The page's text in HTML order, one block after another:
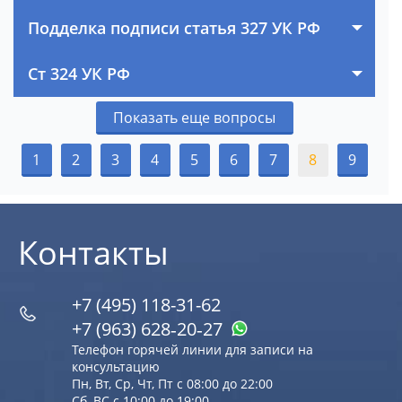
Подделка подписи статья 327 УК РФ
Ст 324 УК РФ
Показать еще вопросы
1 2 3 4 5 6 7 8 9
Контакты
+7 (495) 118-31-62
+7 (963) 628‑20‑27
Телефон горячей линии для записи на
консультацию
Пн, Вт, Ср, Чт, Пт с 08:00 до 22:00